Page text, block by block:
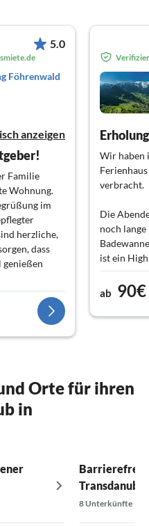
5.0
Ferienwohnung Föhrenwald
anzeigen
Familie
Wohnung.
im
herzliche,
dass
Wir haben
verbracht.
Die
noch
ist ein
fanden.
ab 90€
Orte für ihren
in
8 Unterkünfte